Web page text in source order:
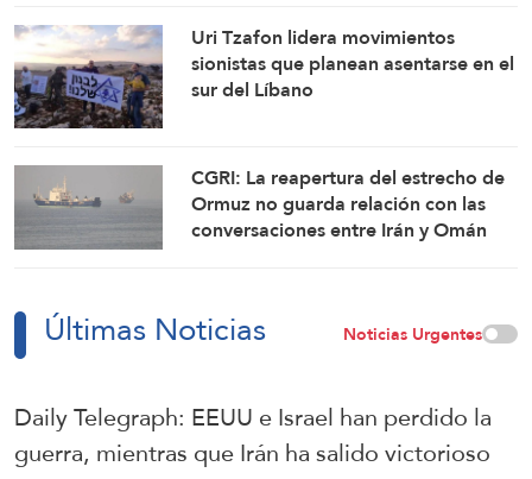
Uri Tzafon lidera movimientos
sionistas que planean asentarse en el
sur del Líbano
CGRI: La reapertura del estrecho de
Ormuz no guarda relación con las
conversaciones entre Irán y Omán
Últimas Noticias Noticias Urgentes
Daily Telegraph: EEUU e Israel han perdido la
guerra, mientras que Irán ha salido victorioso